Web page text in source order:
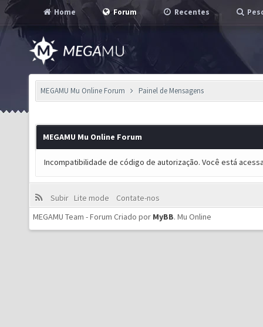
Home Forum Recentes
MEGAMU Mu Online Forum Painel de Mensagens
MEGAMU Mu Online Forum
Incompatibilidade de código de autorização. Você está
Subir Lite mode
Contate-nos
MEGAMU Team - Forum Criado por MyBB. Mu Online